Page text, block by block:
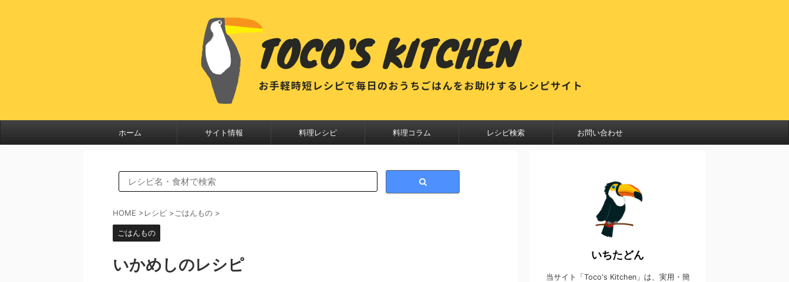
ホーム サイト情報 料理レシピ 料理コラム レシピ検索 お問い合わせ
HOME >レシピ > ごはんもの >
ごはんもの
いかめしのレシピ
いちたどん
当サイト「Toco's Kitchen」は、実用・簡